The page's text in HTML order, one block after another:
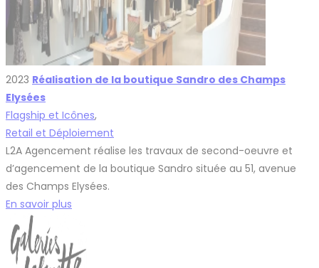
2023 Réalisation de la boutique Sandro des Champs
Elysées
Flagship et Icônes,
Retail et Déploiement
L2A Agencement réalise les travaux de second-oeuvre et
d’agencement de la boutique Sandro située au 51, avenue
des Champs Elysées.
En savoir plus